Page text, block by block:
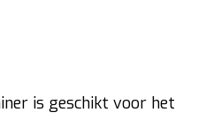
is geschikt voor het